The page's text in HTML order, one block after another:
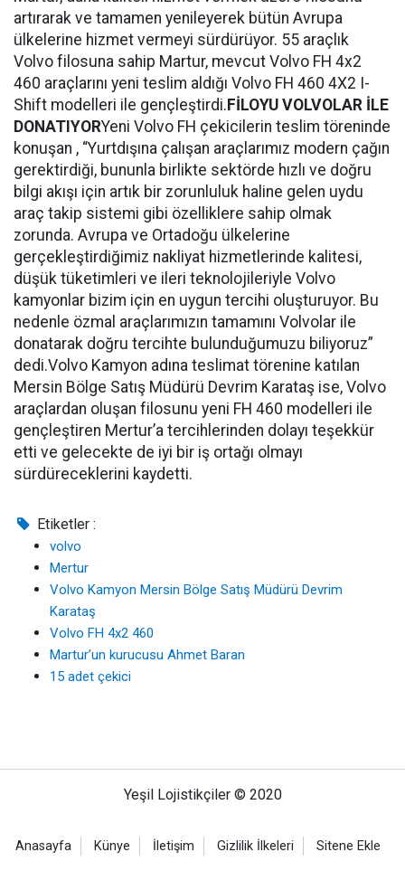
artırarak ve tamamen yenileyerek bütün Avrupa
ülkelerine hizmet vermeyi sürdürüyor. 55 araçlık
Volvo filosuna sahip Martur, mevcut Volvo FH 4x2
460 araçlarını yeni teslim aldığı Volvo FH 460 4X2 I-
Shift modelleri ile gençleştirdi. FİLOYU VOLVOLAR İLE
DONATIYORYeni Volvo FH çekicilerin teslim töreninde
konuşan , “Yurtdışına çalışan araçlarımız modern çağın
gerektirdiği, bununla birlikte sektörde hızlı ve doğru
bilgi akışı için artık bir zorunluluk haline gelen uydu
araç takip sistemi gibi özelliklere sahip olmak
zorunda. Avrupa ve Ortadoğu ülkelerine
gerçekleştirdiğimiz nakliyat hizmetlerinde kalitesi,
düşük tüketimleri ve ileri teknolojileriyle Volvo
kamyonlar bizim için en uygun tercihi oluşturuyor. Bu
nedenle özmal araçlarımızın tamamını Volvolar ile
donatarak doğru tercihte bulunduğumuzu biliyoruz”
dedi.Volvo Kamyon adına teslimat törenine katılan
Mersin Bölge Satış Müdürü Devrim Karataş ise, Volvo
araçlardan oluşan filosunu yeni FH 460 modelleri ile
gençleştiren Mertur’a tercihlerinden dolayı teşekkür
etti ve gelecekte de iyi bir iş ortağı olmayı
sürdüreceklerini kaydetti.
Etiketler :
volvo
Mertur
Volvo Kamyon Mersin Bölge Satış Müdürü Devrim
Karataş
Volvo FH 4x2 460
Martur’un kurucusu Ahmet Baran
15 adet çekici
Yeşil Lojistikçiler © 2020
Anasayfa Künye İletişim Gizlilik İlkeleri Sitene Ekle